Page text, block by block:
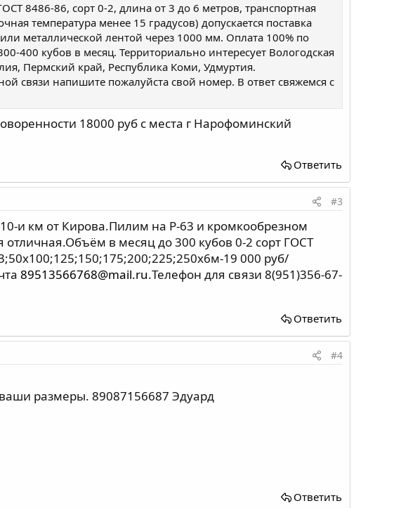
8486-86, сорт 0-2, длина от 3 до 6 метров, транспортная
температура менее 15 градусов) допускается поставка
металлической лентой через 1000 мм. Оплата 100% по
400 кубов в месяц. Территориально интересует Вологодская
Пермский край, Республика Коми, Удмуртия.
связи напишите пожалуйста свой номер. В ответ свяжемся с
18000 руб с места г Нарофоминский
Ответить
#3
и км от Кирова.Пилим на Р-63 и кромкообрезном
в месяц до 300 кубов 0-2 сорт ГОСТ
19 000 руб/
89513566768@mail.ru.Телефон для связи 8(951)356-67-
Ответить
#4
размеры. 89087156687 Эдуард
Ответить